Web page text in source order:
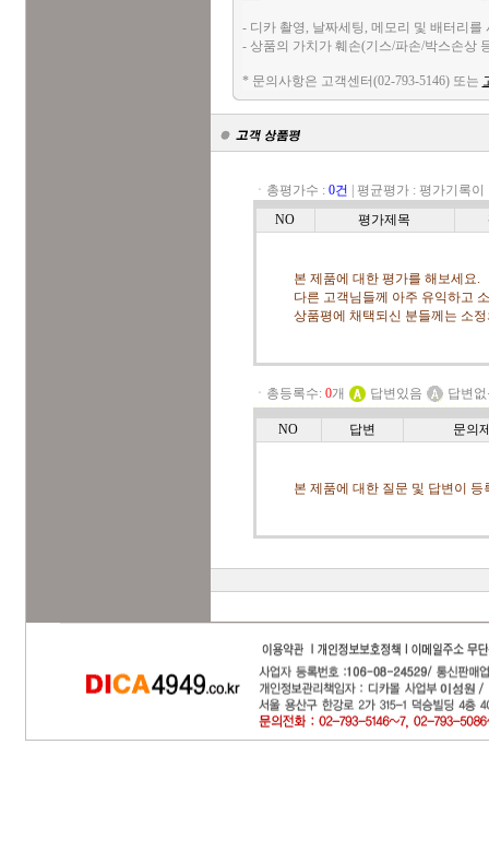
- 디카 촬영, 날짜세팅, 메모리 및 배터리를
- 상품의 가치가 훼손(기스/파손/박스손상
* 문의사항은 고객센터(02-793-5146) 또는
ㆍ총평가수 : 0건 평균평가 : 평가기록이
NO
평가제목
본 제품에 대한 평가를 해보세요.
다른 고객님들께 아주 유익하고
상품평에 채택되신 분들께는 소
ㆍ총등록수: 0개 답변있음 답변없
NO 답변 문의
본 제품에 대한 질문 및 답변이